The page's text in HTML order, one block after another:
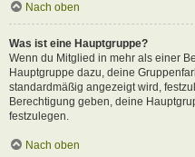
Nach oben
Was ist eine Hauptgruppe?
Wenn du Mitglied in mehr als einer
Hauptgruppe dazu, deine
standardmäßig angezeigt wird,
Berechtigung geben, deine
festzulegen.
Nach oben